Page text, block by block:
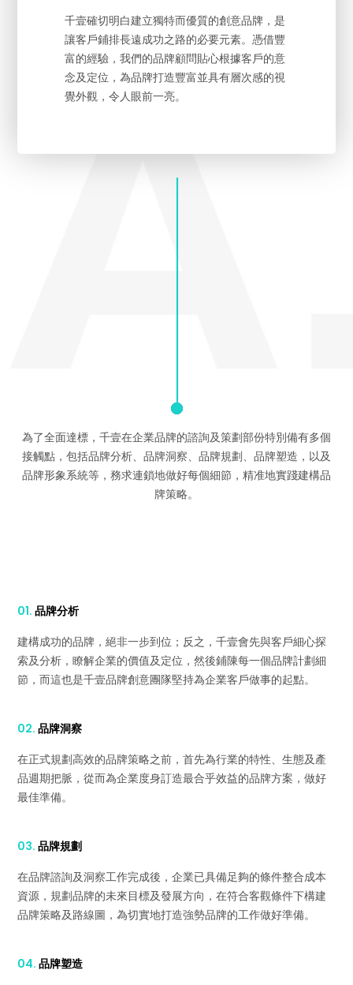
千壹確切明白建立獨特而優質的創意品牌，是
讓客戶鋪排長遠成功之路的必要元素。憑借豐
富的經驗，我們的品牌顧問貼心根據客戶的意
念及定位，為品牌打造豐富並具有層次感的視
覺外觀，令人眼前一亮。
為了全面達標，千壹在企業品牌的諮詢及策劃部份特別備有多個
接觸點，包括品牌分析、品牌洞察、品牌規劃、品牌塑造，以及
品牌形象系統等，務求連鎖地做好每個細節，精准地實踐建構品
牌策略。
01. 品牌分析
建構成功的品牌，絕非一步到位；反之，千壹會先與客戶細心探
索及分析，瞭解企業的價值及定位，然後鋪陳每一個品牌計劃細
節，而這也是千壹品牌創意團隊堅持為企業客戶做事的起點。
02. 品牌洞察
在正式規劃高效的品牌策略之前，首先為行業的特性、生態及產
品週期把脈，從而為企業度身訂造最合乎效益的品牌方案，做好
最佳準備。
03. 品牌規劃
在品牌諮詢及洞察工作完成後，企業已具備足夠的條件整合成本
資源，規劃品牌的未來目標及發展方向，在符合客觀條件下構建
品牌策略及路線圖，為切實地打造強勢品牌的工作做好準備。
04. 品牌塑造